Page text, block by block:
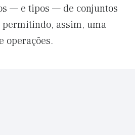
— e tipos — de conjuntos
permitindo, assim, uma
operações.